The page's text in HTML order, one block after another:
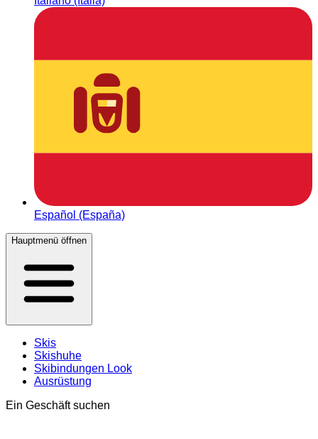
Español (España)
Hauptmenü öffnen
Skis
Skishuhe
Skibindungen Look
Ausrüstung
Ein Geschäft suchen